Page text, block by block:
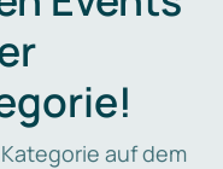
auf dem